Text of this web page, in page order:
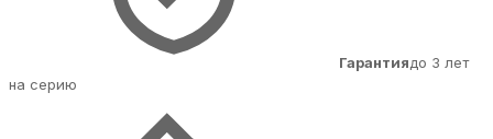
Гарантиядо 3 лет
на серию